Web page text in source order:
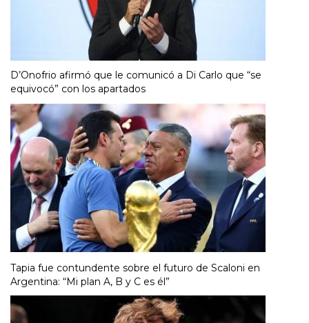
D’Onofrio afirmó que le comunicó a Di Carlo que “se
equivocó” con los apartados
Tapia fue contundente sobre el futuro de Scaloni en
Argentina: “Mi plan A, B y C es él”